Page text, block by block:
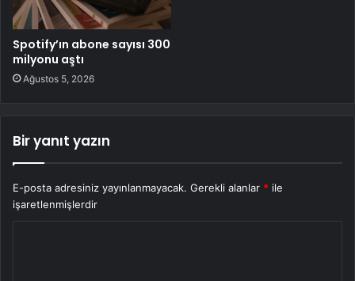
Spotify’ın abone sayısı 300
milyonu aştı
Ağustos 5, 2026
Bir yanıt yazın
E-posta adresiniz yayınlanmayacak. Gerekli alanlar * ile
işaretlenmişlerdir